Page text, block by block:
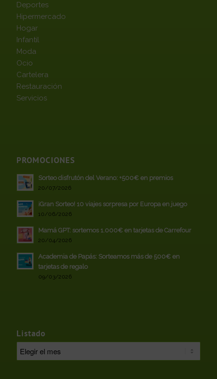
Deportes
Hipermercado
Hogar
Infantil
Moda
Ocio
Cartelera
Restauración
Servicios
PROMOCIONES
Sorteo disfrutón del Verano: +500€ en premios
20/07/2026
¡Gran Sorteo! 10 viajes sorpresa por Europa en juego
10/06/2026
Mamá GPT: sortemos 1.000€ en tarjetas de Carrefour
20/04/2026
Academia de Papás: Sorteamos más de 500€ en
tarjetas de regalo
09/03/2026
Listado